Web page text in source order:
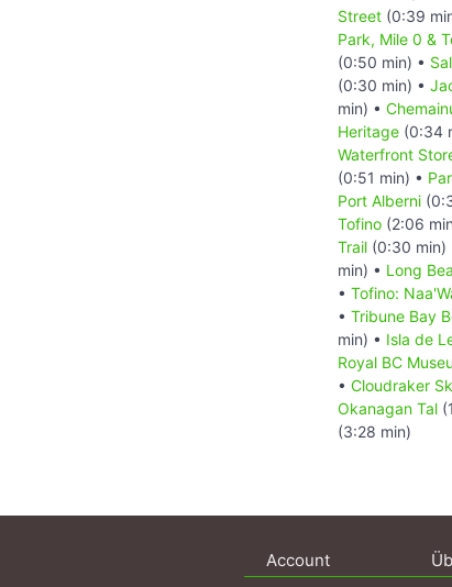
Street (0:39
Park, Mile 0 &
(0:50 min) •
(0:30 min) •
min) •
Heritage (0:34
Waterfront
(0:51 min) •
Port Alberni
Tofino (2:06
Trail (0:30 min)
min) • Long
• Tofino:
• Tribune Bay
min) • Isla de
Royal BC
• Cloudraker
Okanagan Tal
(3:28 min)
Account